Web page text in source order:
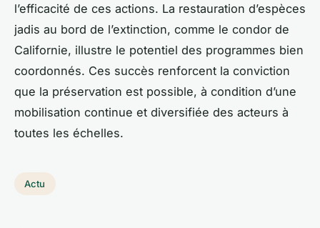
l’efficacité de ces actions. La restauration d’espèces
jadis au bord de l’extinction, comme le condor de
Californie, illustre le potentiel des programmes bien
coordonnés. Ces succès renforcent la conviction
que la préservation est possible, à condition d’une
mobilisation continue et diversifiée des acteurs à
toutes les échelles.
Actu